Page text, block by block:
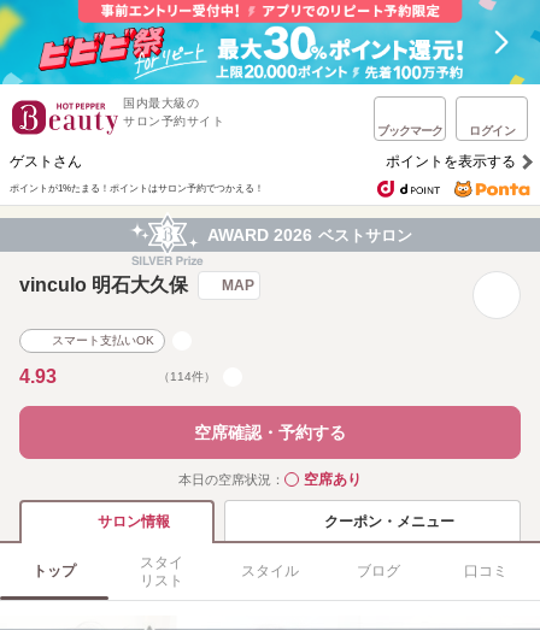
国内最大級の
サロン予約サイト
ブックマーク ログイン
ゲストさん ポイントを表示する
ポイントが1%たまる！ ポイントはサロン予約でつかえる！
AWARD 2026 ベストサロン
vinculo 明石大久保 MAP
スマート支払いOK
4.93 （114件）
空席確認・予約する
本日の空席状況： ◯空席あり
サロン情報 クーポン・メニュー
トップ
スタイ
リスト
スタイル ブログ 口コミ